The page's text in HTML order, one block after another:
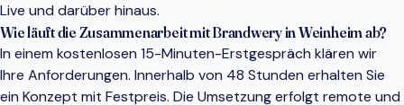
Live und darüber hinaus.
Wie läuft die Zusammenarbeit mit Brandwery in Weinheim ab?
In einem kostenlosen 15-Minuten-Erstgespräch klären wir
Ihre Anforderungen. Innerhalb von 48 Stunden erhalten Sie
ein Konzept mit Festpreis. Die Umsetzung erfolgt remote und